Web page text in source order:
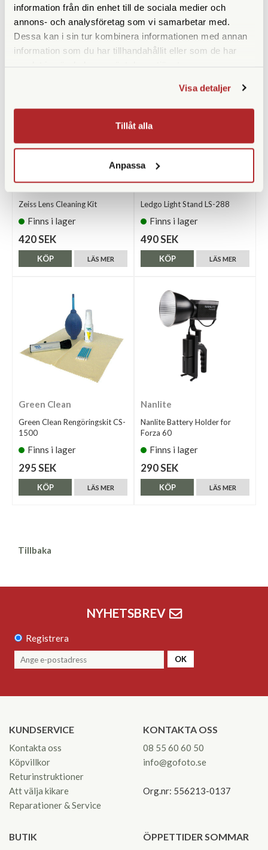
information från din enhet till de sociala medier och
annons- och analysföretag som vi samarbetar med.
Dessa kan i sin tur kombinera informationen med annan
information som du har tillhandahållit eller som de har
Visa detaljer
Tillåt alla
Anpassa
Finns i lager
390 SEK
LÄS MER
KÖP
Finns i lager
290 SEK
LÄS MER
KÖP
Zeiss
Zeiss Lens Cleaning Kit
Finns i lager
420 SEK
LÄS MER
KÖP
Ledgo
Ledgo Light Stand LS-288
Finns i lager
490 SEK
LÄS MER
KÖP
Green Clean
Green Clean Rengöringskit CS-
1500
Finns i lager
295 SEK
LÄS MER
KÖP
Nanlite
Nanlite Battery Holder for
Forza 60
Finns i lager
290 SEK
LÄS MER
KÖP
Tillbaka
NYHETSBREV
Registrera
OK
KUNDSERVICE
Kontakta oss
Köpvillkor
Returinstruktioner
Att välja kikare
Reparationer & Service
KONTAKTA OSS
08 55 60 60 50
info@gofoto.se
Org.nr: 556213-0137
BUTIK ÖPPETTIDER SOMMAR